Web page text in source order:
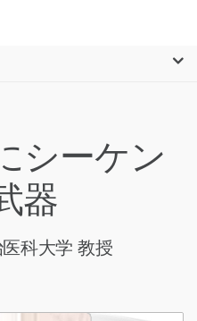
シーケン
器
科大学 教授
ると、関連性の
遺伝性および希少疾
患研究